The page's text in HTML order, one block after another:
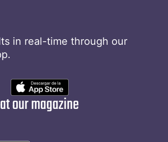
in real-time through our
our magazine